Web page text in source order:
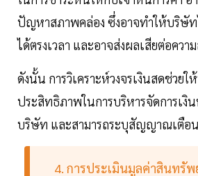
ปัญหาสภาพคล่อง ซึ่งอาจทำให้บริษัท
ได้ตรงเวลา และอาจส่งผลเสียต่อคว
ดังนั้น การวิเคราะห์วงจรเงินสดช่วยใ
ประสิทธิภาพในการบริหารจัดการเงิ
บริษัท และสามารถระบุสัญญาณเตือ
4. การประเมินมูลค่าสินทรัพ